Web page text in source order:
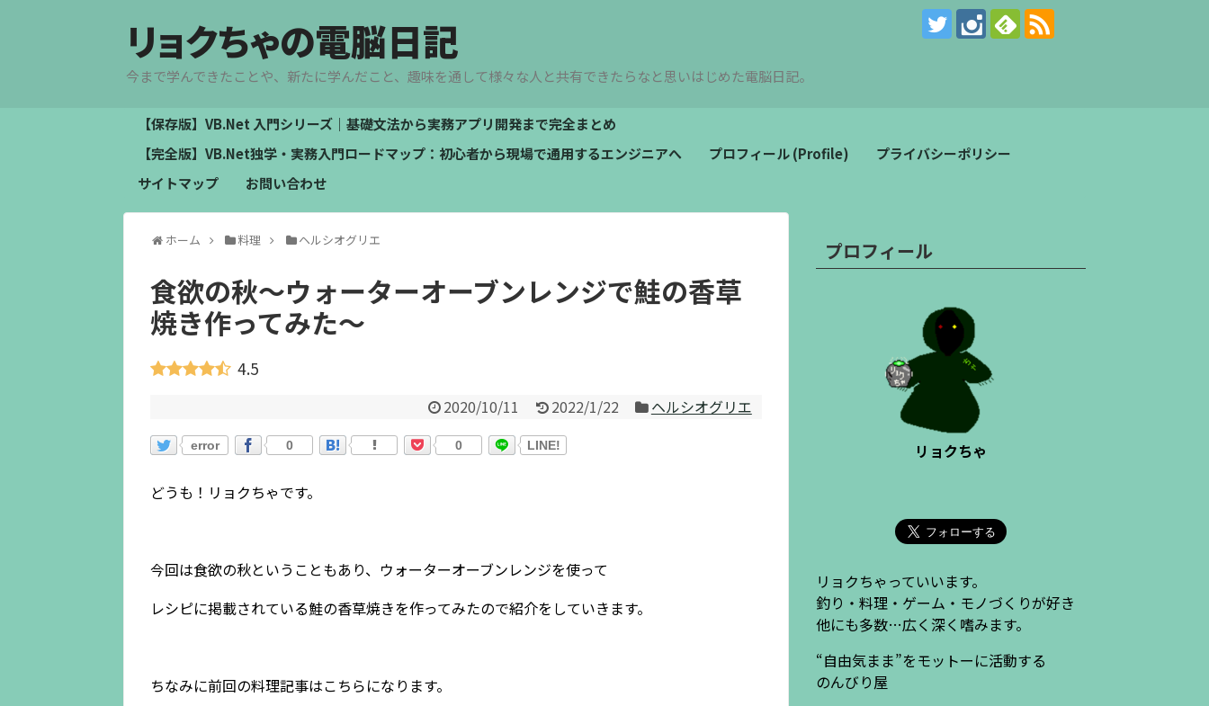
リョクちゃの電脳日記
今まで学んできたことや、新たに学んだこと、趣味を通して様々な人と共有できたらなと思いはじめた電脳日記。
【保存版】VB.Net 入門シリーズ｜基礎文法から実務アプリ開発まで完全まとめ
【完全版】VB.Net独学・実務入門ロードマップ：初心者から現場で通用するエンジニアへ
プロフィール (Profile)
プライバシーポリシー
サイトマップ
お問い合わせ
ホーム 料理 ヘルシオグリエ
食欲の秋～ウォーターオーブンレンジで鮭の香草
焼き作ってみた～
4.5
2020/10/11 2022/1/22 ヘルシオグリエ
error 0 0 LINE!
どうも！リョクちゃです。
今回は食欲の秋ということもあり、ウォーターオーブンレンジを使って
レシピに掲載されている鮭の香草焼きを作ってみたので紹介をしていきます。
ちなみに前回の料理記事はこちらになります。
プロフィール
リョクちゃ
リョクちゃっていいます。
釣り・料理・ゲーム・モノづくりが好き
他にも多数…広く深く嗜みます。
“自由気まま”をモットーに活動する
のんびり屋